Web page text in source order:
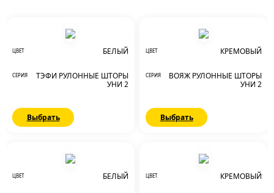
ЦВЕТ БЕЛЫЙ
СЕРИЯ
ТЭФИ РУЛОННЫЕ ШТОРЫ
УНИ 2
Выбрать
ЦВЕТ КРЕМОВЫЙ
СЕРИЯ
ВОЯЖ РУЛОННЫЕ ШТОРЫ
УНИ 2
Выбрать
ЦВЕТ БЕЛЫЙ ЦВЕТ КРЕМОВЫЙ